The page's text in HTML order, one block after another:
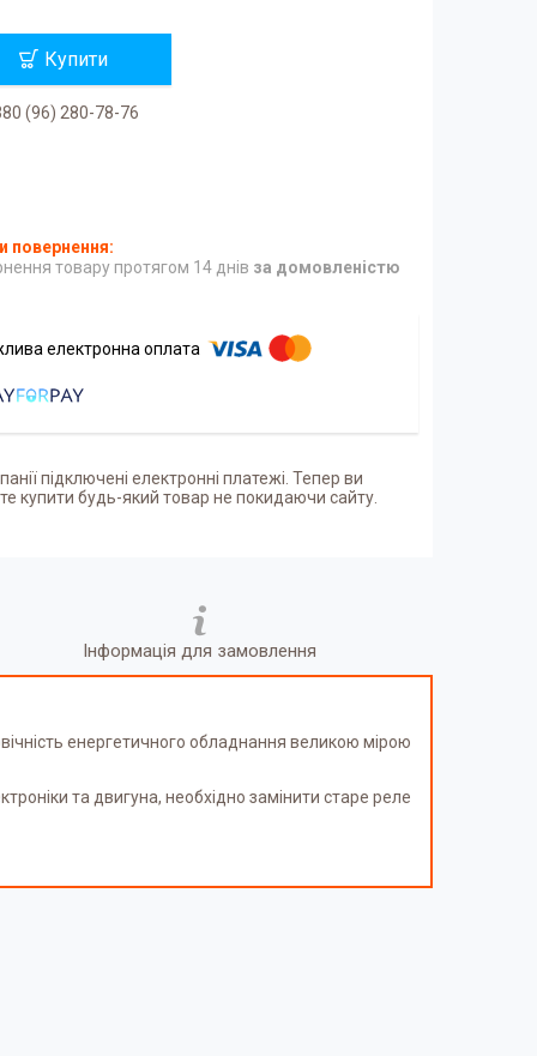
Купити
(96) 280-78-76
товару протягом 14 днів за домовленістю
підключені електронні платежі. Тепер ви
купити будь-який товар не покидаючи сайту.
Інформація для замовлення
енергетичного обладнання великою мірою
та двигуна, необхідно замінити старе реле